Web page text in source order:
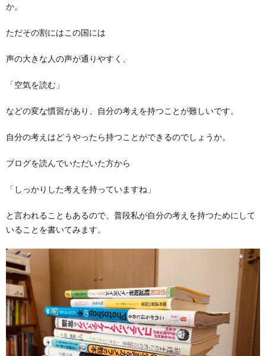
か。
ただその割にはこの国には
声の大きな人の声が通りやすく、
「空気を読む」
などの変な慣習があり、自分の考えを持つことが難しいです。
自分の考えはどうやったら持つことができるのでしょうか。
ブログを読んでいただいた方から
「しっかりした考えを持っていますね」
と言われることもあるので、普段私が自分の考えを持つためにして
いることを書いてみます。